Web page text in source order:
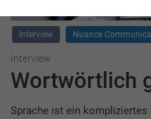
Interview Nuance
Interview
Wortwörtlich
Sprache ist ein